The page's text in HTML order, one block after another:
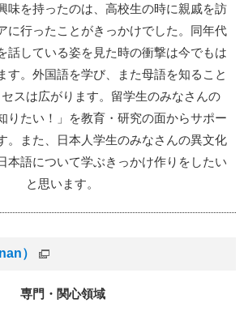
味を持ったのは、高校生の時に親戚を訪
に行ったことがきっかけでした。同年代
話している姿を見た時の衝撃は今でもは
す。外国語を学び、また母語を知ること
スは広がります。留学生のみなさんの
りたい！」を教育・研究の面からサポー
。また、日本人学生のみなさんの異文化
本語について学ぶきっかけ作りをしたい
と思います。
）
専門・関心領域